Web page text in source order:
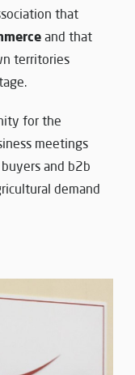
that
and that
territories
for the
meetings
and b2b
demand